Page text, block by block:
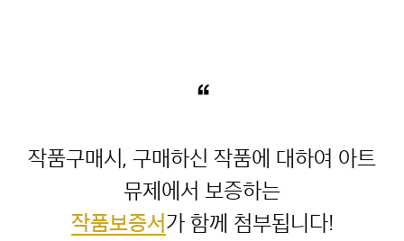
“
작품구매시, 구매하신 작품에 대하여 아트
작품보증서